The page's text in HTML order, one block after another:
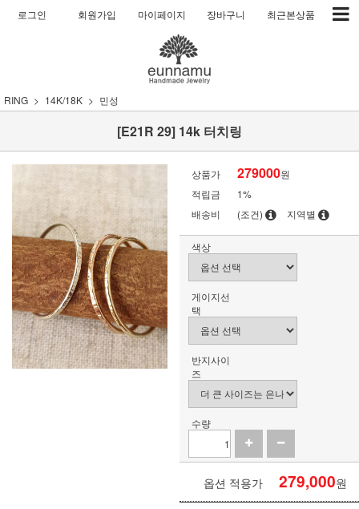
로그인 회원가입 마이페이지 장바구니 최근본상품
RING 14K/18K 민성
[E21R 29] 14k 터치링
상품가 279000원
적립금
1%
배송비
(조건) 지역별
색상
게이지선
택
반지사이
즈
수량
옵션 적용가 279,000원